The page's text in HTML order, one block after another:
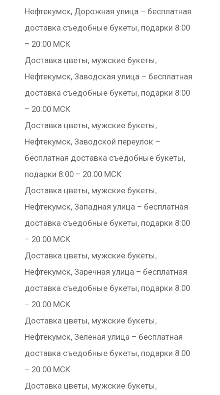
Нефтекумск, Дорожная улица – бесплатная
доставка съедобные букеты, подарки 8:00
– 20:00 МСК
Доставка цветы, мужские букеты,
Нефтекумск, Заводская улица – бесплатная
доставка съедобные букеты, подарки 8:00
– 20:00 МСК
Доставка цветы, мужские букеты,
Нефтекумск, Заводской переулок –
бесплатная доставка съедобные букеты,
подарки 8:00 – 20:00 МСК
Доставка цветы, мужские букеты,
Нефтекумск, Западная улица – бесплатная
доставка съедобные букеты, подарки 8:00
– 20:00 МСК
Доставка цветы, мужские букеты,
Нефтекумск, Заречная улица – бесплатная
доставка съедобные букеты, подарки 8:00
– 20:00 МСК
Доставка цветы, мужские букеты,
Нефтекумск, Зеленая улица – бесплатная
доставка съедобные букеты, подарки 8:00
– 20:00 МСК
Доставка цветы, мужские букеты,